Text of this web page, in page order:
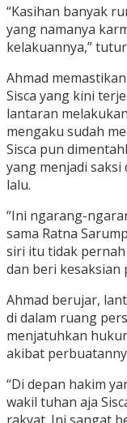
“Kasihan banyak
yang namanya
kelakuannya,”
Ahmad
Sisca yang kini
lantaran
mengaku sudah
Sisca pun
yang menjadi
lalu.
“Ini ngarang-
sama Ratna
siri itu tidak pernah
dan beri kesaksian
Ahmad berujar,
di dalam ruang
menjatuhkan
akibat
“Di depan hakim
wakil tuhan aja